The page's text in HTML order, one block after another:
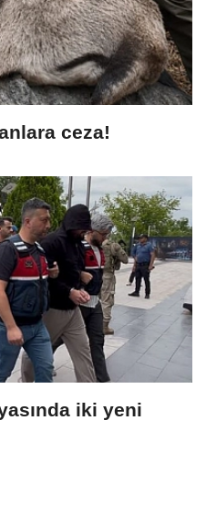
ceza!
iki yeni